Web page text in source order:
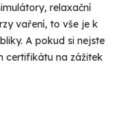
relaxační
vaření, to vše je k
A pokud si nejste
certifikátu na zážitek